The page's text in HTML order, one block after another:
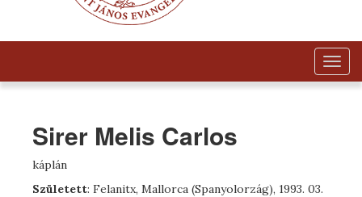
Sirer Melis Carlos
káplán
Született: Felanitx, Mallorca (Spanyolorzág), 1993. 03.